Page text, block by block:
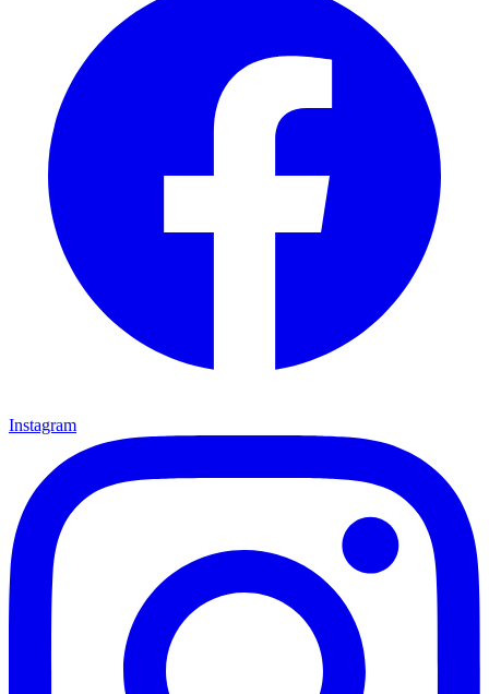
Instagram